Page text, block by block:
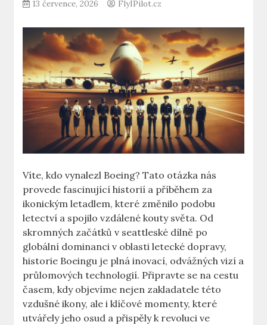
13 července, 2026 FlyIPilot.cz
Víte, kdo vynalezl Boeing? ⁣Tato otázka nás
provede fascinující historií‍ a příběhem za
ikonickým ⁤letadlem, které změnilo podobu
letectví⁣ a spojilo vzdálené⁢ kouty‍ světa. Od
skromných začátků v seattleské dílně‌ po
globální dominanci v oblasti⁢ letecké dopravy,
historie Boeingu je plná inovací, odvážných ‌vizí a
průlomových technologií. Připravte‌ se na cestu
časem, kdy objevíme nejen zakladatele této
vzdušné ikony, ale i klíčové ⁢momenty,‌ které
utvářely jeho osud a přispěly k‌ revoluci ve